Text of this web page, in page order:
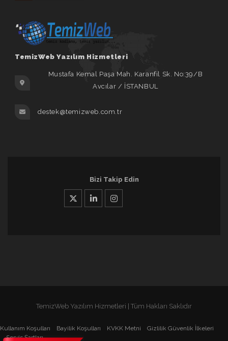
TemizWeb Yazılım Hizmetleri
Mustafa Kemal Paşa Mah. Karanfil Sk. No:39/B
Avcılar / İSTANBUL
destek@temizweb.com.tr
Bizi Takip Edin
TemizWeb Yazılım Hizmetleri | Tüm Hakları Saklıdır
Kullanım Koşulları Bayilik Koşulları KVKK Metni
Gizlilik Güvenlik İlkeleri
Servis Şartları